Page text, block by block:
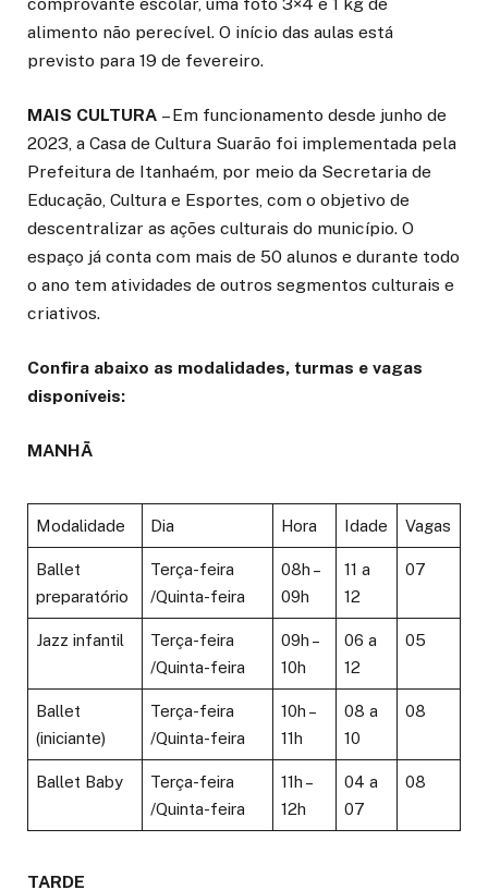
alimento não perecível. O início das aulas está
previsto para 19 de fevereiro.
MAIS CULTURA – Em funcionamento desde junho de
2023, a Casa de Cultura Suarão foi implementada pela
Prefeitura de Itanhaém, por meio da Secretaria de
Educação, Cultura e Esportes, com o objetivo de
descentralizar as ações culturais do município. O
espaço já conta com mais de 50 alunos e durante todo
o ano tem atividades de outros segmentos culturais e
criativos.
Confira abaixo as modalidades, turmas e vagas
disponíveis:
MANHÃ
Modalidade Dia Hora Idade Vagas
Ballet
preparatório
Terça-feira
/Quinta-feira
08h –
09h
11 a
12
07
Jazz infantil
Terça-feira
/Quinta-feira
09h –
10h
06 a
12
05
Ballet
(iniciante)
Terça-feira
/Quinta-feira
10h –
11h
08 a
10
08
Ballet Baby
Terça-feira
/Quinta-feira
11h –
12h
04 a
07
08
TARDE